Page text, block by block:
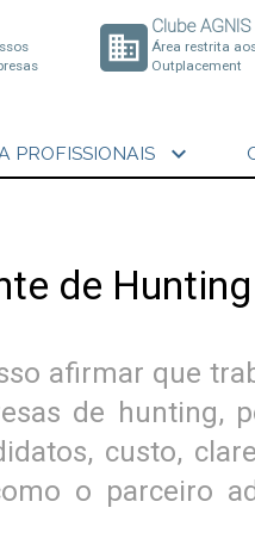
business
Clube AGNIS
Área restrita
Outplacement
PROFISSIONAIS expand_more
de Hunting
afirmar que
de hunting,
custo,
o parceiro